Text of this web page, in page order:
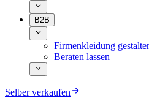
B2B
Firmenkleidung
Beraten lassen
Selber verkaufen